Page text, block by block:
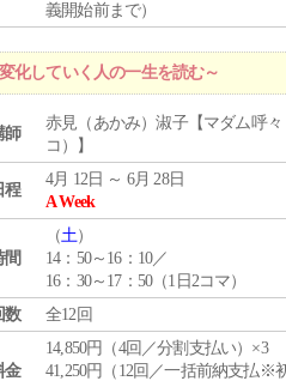
義開始前まで）
化していく人の一生を読む～
師
赤見（あかみ）淑子【マダム呼々
コ）】
程
4月 12日 ～ 6月 28日
A Week
間
（土）
14：50～16：10／
16：30～17：50（1日2コマ）
数
全12回
金
14,850円（4回／分割支払い）×3
41,250円（12回／一括前納支払※